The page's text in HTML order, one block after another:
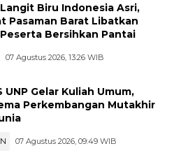
Biru Indonesia Asri,
Pasaman Barat Libatkan
Bersihkan Pantai
07 Agustus 2026, 13:26 WIB
UNP Gelar Kuliah Umum,
Perkembangan Mutakhir
07 Agustus 2026, 09:49 WIB